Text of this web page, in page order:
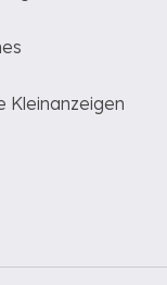
Kleinanzeigen